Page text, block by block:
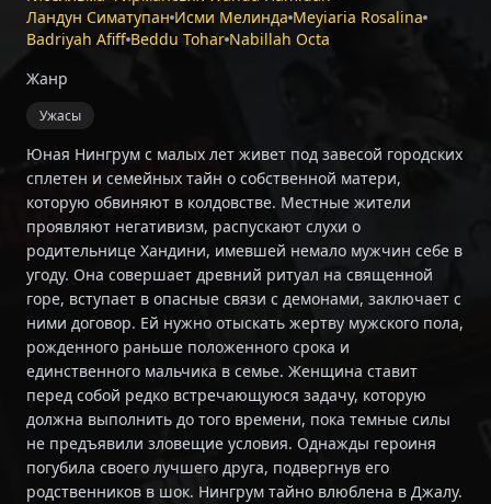
Ландун Симатупан Исми Мелинда Meyiaria Rosalina
Badriyah Afiff Beddu Tohar Nabillah Octa
Жанр
Ужасы
Юная Нингрум с малых лет живет под завесой городских
сплетен и семейных тайн о собственной матери,
которую обвиняют в колдовстве. Местные жители
проявляют негативизм, распускают слухи о
родительнице Хандини, имевшей немало мужчин себе в
угоду. Она совершает древний ритуал на священной
горе, вступает в опасные связи с демонами, заключает с
ними договор. Ей нужно отыскать жертву мужского пола,
рожденного раньше положенного срока и
единственного мальчика в семье. Женщина ставит
перед собой редко встречающуюся задачу, которую
должна выполнить до того времени, пока темные силы
не предъявили зловещие условия. Однажды героиня
погубила своего лучшего друга, подвергнув его
родственников в шок. Нингрум тайно влюблена в Джалу.